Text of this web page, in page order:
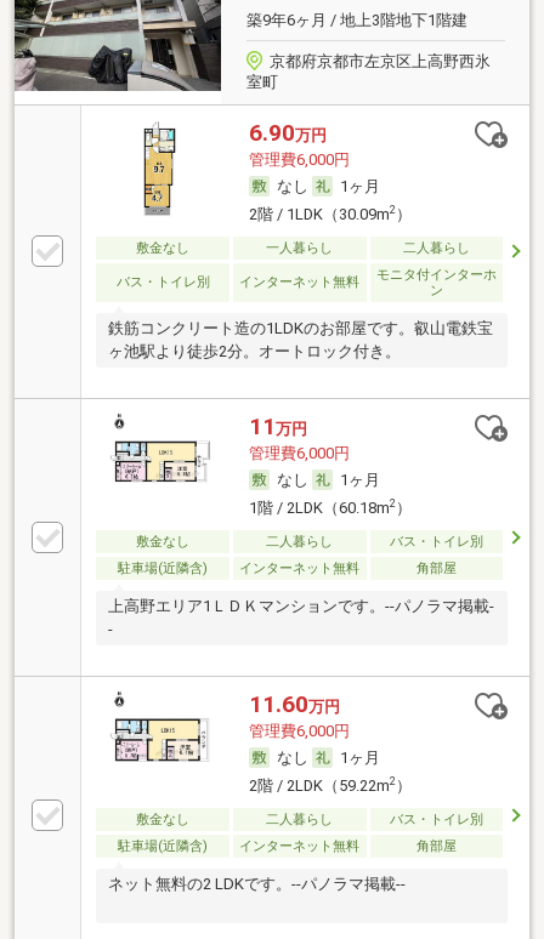
築9年6ヶ月 / 地上3階地下1階建
京都府京都市左京区上高野西氷
室町
6.90万円
管理費6,000円
なし
1ヶ月
2階 / 1LDK（30.09m2）
敷金なし 一人暮らし 二人暮らし
バス・トイレ別 インターネット無料
モニタ付インターホ
ン
鉄筋コンクリート造の1LDKのお部屋です。叡山電鉄宝
ヶ池駅より徒歩2分。オートロック付き。
11 万円
管理費6,000円
なし
1ヶ月
1階 / 2LDK（60.18m2）
敷金なし 二人暮らし
バス・トイレ別
駐車場(近隣含)
インターネット無料 角部屋
上高野エリア1ＬＤＫマンションです。--パノラマ掲載-
-
11.60万円
管理費6,000円
なし
1ヶ月
2階 / 2LDK（59.22m2）
敷金なし 二人暮らし
バス・トイレ別
駐車場(近隣含)
インターネット無料 角部屋
ネット無料の2 LDKです。--パノラマ掲載--